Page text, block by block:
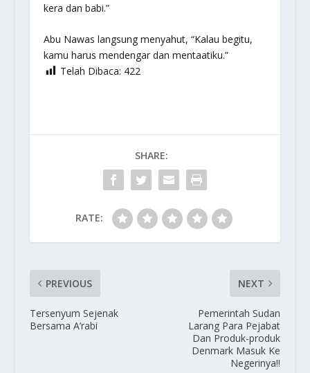
kera dan babi.”
Abu Nawas langsung menyahut, “Kalau begitu,
kamu harus mendengar dan mentaatiku.”
Telah Dibaca: 422
SHARE:
RATE:
PREVIOUS
Tersenyum Sejenak
Bersama A’rabi
NEXT
Pemerintah Sudan
Larang Para Pejabat
Dan Produk-produk
Denmark Masuk Ke
Negerinya!!